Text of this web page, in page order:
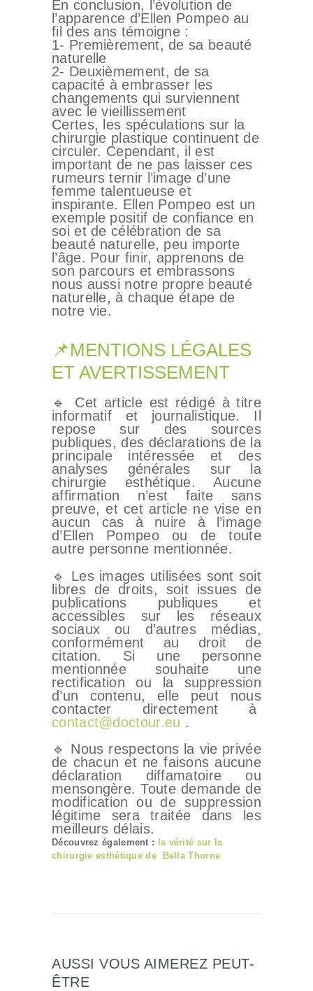
En conclusion, l’évolution de
l’apparence d’Ellen Pompeo au
fil des ans témoigne :
1- Premièrement, de sa beauté
naturelle
2- Deuxièmement, de sa
capacité à embrasser les
changements qui surviennent
avec le vieillissement
Certes, les spéculations sur la
chirurgie plastique continuent de
circuler. Cependant, il est
important de ne pas laisser ces
rumeurs ternir l’image d’une
femme talentueuse et
inspirante. Ellen Pompeo est un
exemple positif de confiance en
soi et de célébration de sa
beauté naturelle, peu importe
l’âge. Pour finir, apprenons de
son parcours et embrassons
nous aussi notre propre beauté
naturelle, à chaque étape de
notre vie.
📌MENTIONS LÉGALES
ET AVERTISSEMENT
🔹 Cet article est rédigé à titre
informatif et journalistique. Il
repose sur des sources
publiques, des déclarations de la
principale intéressée et des
analyses générales sur la
chirurgie esthétique. Aucune
affirmation n’est faite sans
preuve, et cet article ne vise en
aucun cas à nuire à l’image
d’Ellen Pompeo ou de toute
autre personne mentionnée.
🔹 Les images utilisées sont soit
libres de droits, soit issues de
publications publiques et
accessibles sur les réseaux
sociaux ou d’autres médias,
conformément au droit de
citation. Si une personne
mentionnée souhaite une
rectification ou la suppression
d’un contenu, elle peut nous
contacter directement à
contact@doctour.eu .
🔹 Nous respectons la vie privée
de chacun et ne faisons aucune
déclaration diffamatoire ou
mensongère. Toute demande de
modification ou de suppression
légitime sera traitée dans les
meilleurs délais.
Découvrez également :
la vérité sur la
chirurgie esthétique de
Bella Thorne
AUSSI VOUS AIMEREZ PEUT-
ÊTRE